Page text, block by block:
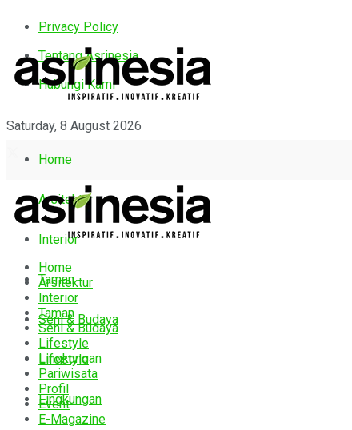
Privacy Policy
Tentang Asrinesia
Hubungi Kami
Saturday, 8 August 2026
Home
Arsitektur
Interior
Taman
Seni & Budaya
Lifestyle
Lingkungan
Home
Arsitektur
Interior
Taman
Seni & Budaya
Lifestyle
Lingkungan
Pariwisata
Profil
Event
E-Magazine